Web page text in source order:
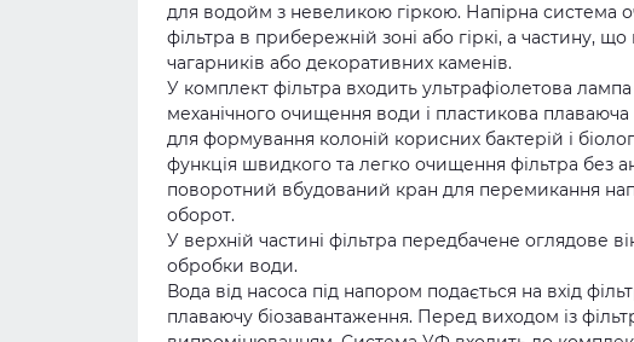
для водойм з невеликою гіркою. Напірна система
фільтра в прибережній зоні або гіркі, а частину,
чагарників або декоративних каменів.
У комплект фільтра входить ультрафіолетова
механічного очищення води і пластикова плаваюча
для формування колоній корисних бактерій і
функція швидкого та легко очищення фільтра без
поворотний вбудований кран для перемикання
оборот.
У верхній частині фільтра передбачене оглядове
обробки води.
Вода від насоса під напором подається на вхід
плаваючу біозавантаження. Перед виходом із